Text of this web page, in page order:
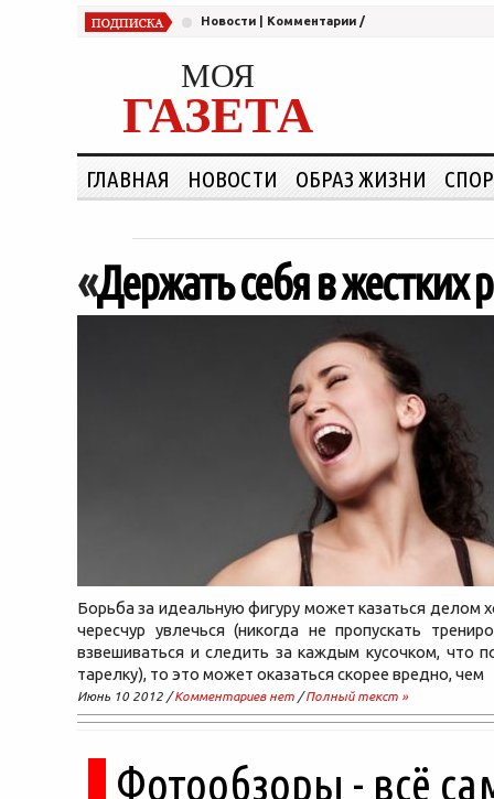
Новости Комментарии /
МОЯ
ГАЗЕТА
ГЛАВНАЯ НОВОСТИ ОБРАЗ ЖИЗНИ
«Держать себя в
Борьба за идеальную фигуру может казаться делом
чересчур увлечься (никогда не пропускать
взвешиваться и следить за каждым кусочком, что
тарелку), то это может оказаться скорее вредно, чем
Июнь 10 2012 /Комментариев нет /Полный текст »
Фотообзоры - всё